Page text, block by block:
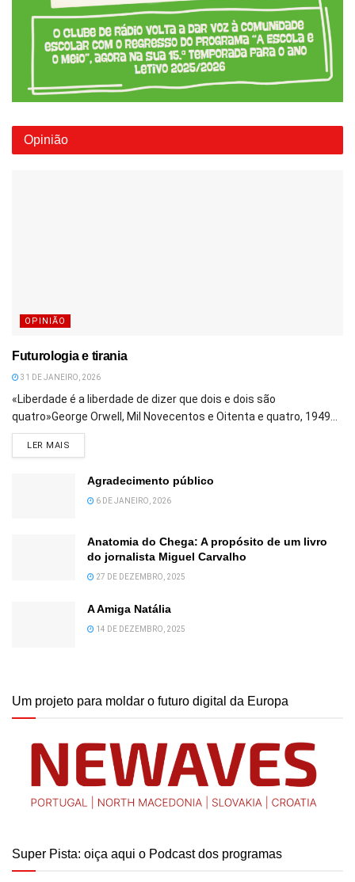
Opinião
OPINIÃO
Futurologia e tirania
31 DE JANEIRO, 2026
«Liberdade é a liberdade de dizer que dois e dois são
quatro»George Orwell, Mil Novecentos e Oitenta e quatro, 1949...
LER MAIS
Agradecimento público
6 DE JANEIRO, 2026
Anatomia do Chega: A propósito de um livro
do jornalista Miguel Carvalho
27 DE DEZEMBRO, 2025
A Amiga Natália
14 DE DEZEMBRO, 2025
Um projeto para moldar o futuro digital da Europa
Super Pista: oiça aqui o Podcast dos programas